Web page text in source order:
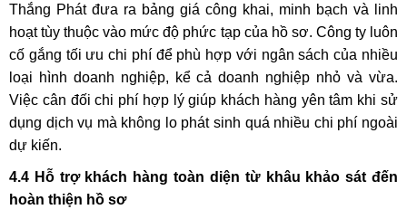
Thắng Phát đưa ra bảng giá công khai, minh bạch và linh
hoạt tùy thuộc vào mức độ phức tạp của hồ sơ. Công ty luôn
cố gắng tối ưu chi phí để phù hợp với ngân sách của nhiều
loại hình doanh nghiệp, kể cả doanh nghiệp nhỏ và vừa.
Việc cân đối chi phí hợp lý giúp khách hàng yên tâm khi sử
dụng dịch vụ mà không lo phát sinh quá nhiều chi phí ngoài
dự kiến.
4.4 Hỗ trợ khách hàng toàn diện từ khâu khảo sát đến
hoàn thiện hồ sơ